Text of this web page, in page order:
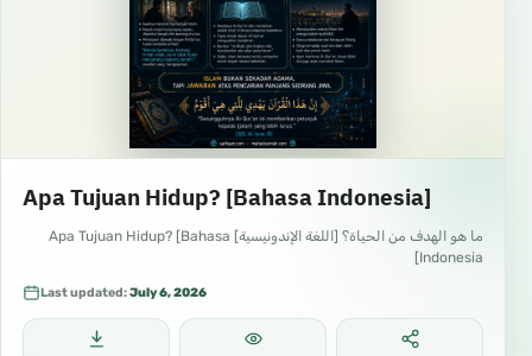
Apa Tujuan Hidup? [Bahasa Indonesia]
ما هو الهدف من الحياة؟ [اللغة الإندونيسية] Apa Tujuan Hidup? [Bahasa
Indonesia]
Last updated:July 6, 2026